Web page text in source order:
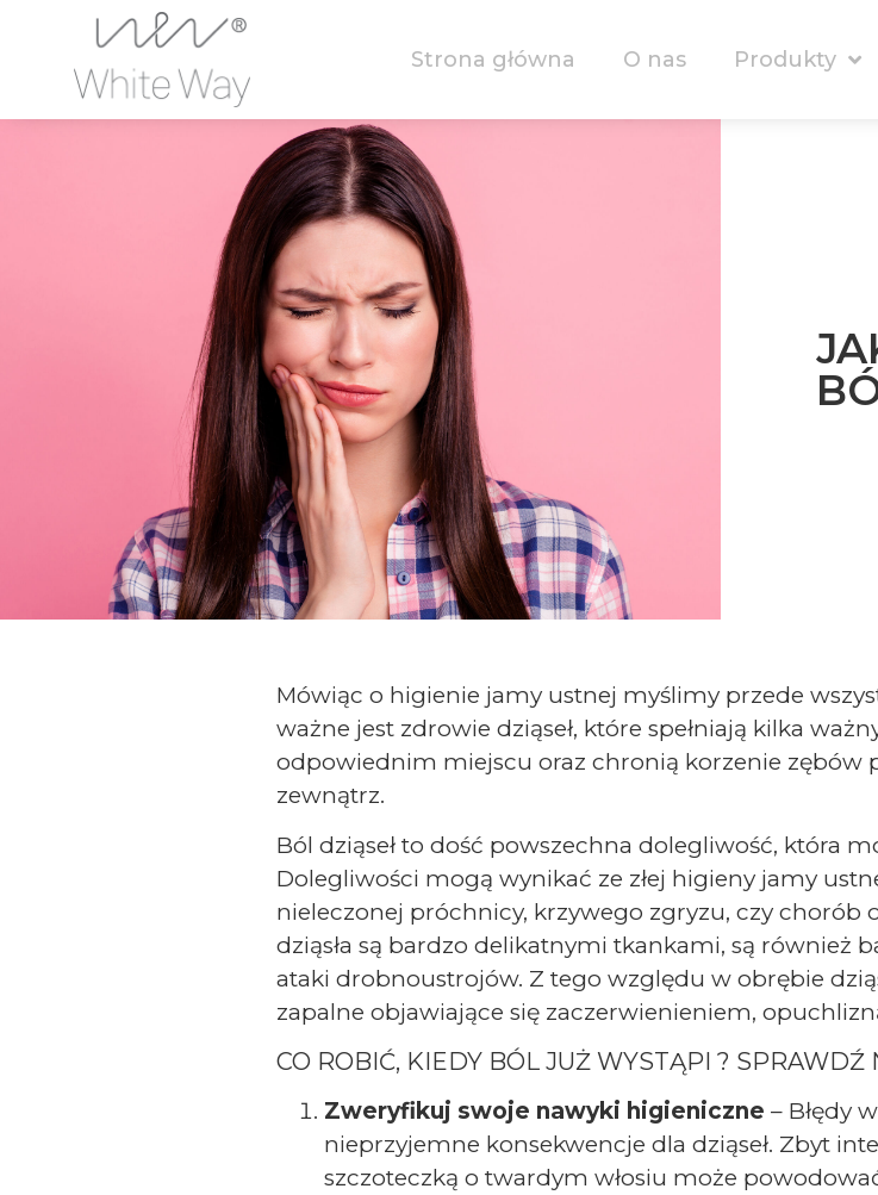
Strona główna O nas Produkty
Mówiąc o higienie jamy ustnej myślimy przede
ważne jest zdrowie dziąseł, które spełniają kilka
odpowiednim miejscu oraz chronią korzenie zębów
zewnątrz.
Ból dziąseł to dość powszechna dolegliwość, która
Dolegliwości mogą wynikać ze złej higieny jamy
nieleczonej próchnicy, krzywego zgryzu, czy chorób
dziąsła są bardzo delikatnymi tkankami, są również
ataki drobnoustrojów. Z tego względu w obrębie
zapalne objawiające się zaczerwienieniem,
CO ROBIĆ, KIEDY BÓL JUŻ WYSTĄPI ?
Zweryfikuj swoje nawyki higieniczne – Błędy
nieprzyjemne konsekwencje dla dziąseł. Zbyt
szczoteczką o twardym włosiu może